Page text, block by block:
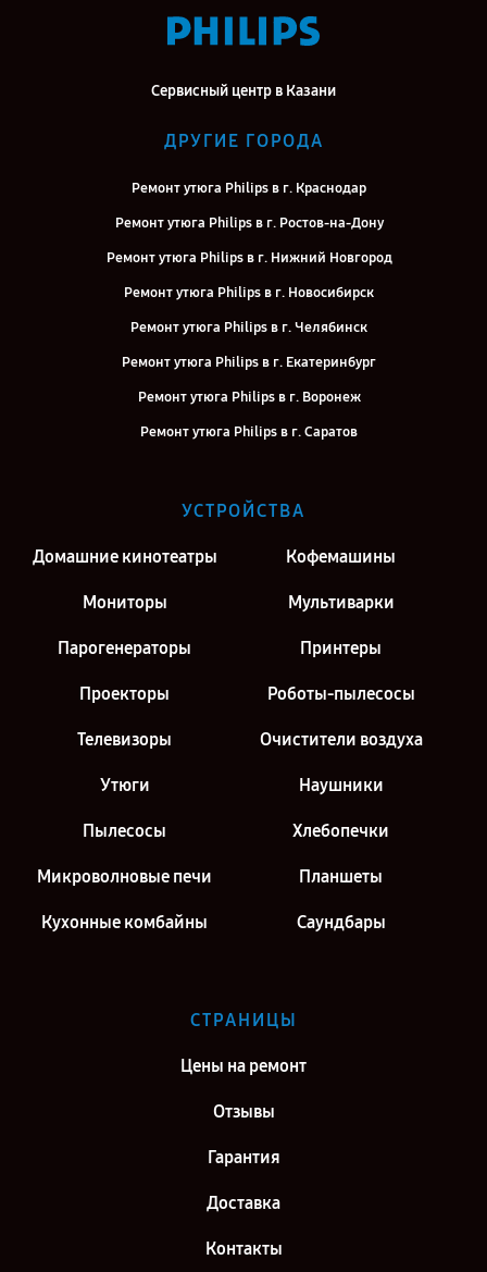
Сервисный центр в Казани
ДРУГИЕ ГОРОДА
Ремонт утюга Philips в г. Краснодар
Ремонт утюга Philips в г. Ростов-на-Дону
Ремонт утюга Philips в г. Нижний Новгород
Ремонт утюга Philips в г. Новосибирск
Ремонт утюга Philips в г. Челябинск
Ремонт утюга Philips в г. Екатеринбург
Ремонт утюга Philips в г. Воронеж
Ремонт утюга Philips в г. Саратов
Ремонт утюга Philips в г. Москва
УСТРОЙСТВА
Домашние кинотеатры Кофемашины
Мониторы Мультиварки
Парогенераторы Принтеры
Проекторы Роботы-пылесосы
Телевизоры Очистители воздуха
Утюги Наушники
Пылесосы Хлебопечки
Микроволновые печи Планшеты
Кухонные комбайны Саундбары
СТРАНИЦЫ
Цены на ремонт
Отзывы
Гарантия
Доставка
Контакты